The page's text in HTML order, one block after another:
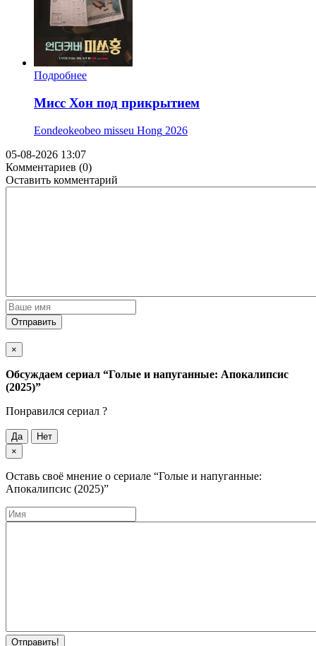
Подробнее
Мисс Хон под прикрытием
Eondeokeobeo misseu Hong 2026
05-08-2026 13:07
Комментариев (0)
Оставить комментарий
Отправить
×
Обсуждаем cериал “Голые и напуганные: Апокалипсис
(2025)”
Понравился cериал ?
Да
Нет
×
Оставь своё мнение о cериале “Голые и напуганные:
Апокалипсис (2025)”
Отправить!